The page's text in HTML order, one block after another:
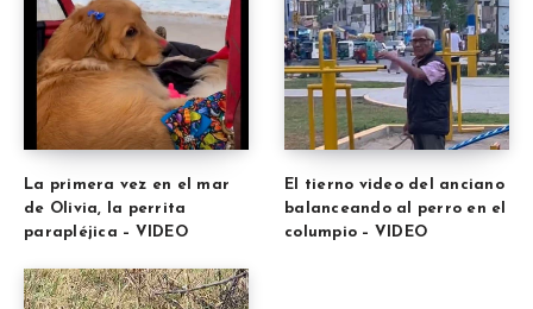
La primera vez en el mar
de Olivia, la perrita
parapléjica – VIDEO
El tierno video del anciano
balanceando al perro en el
columpio – VIDEO